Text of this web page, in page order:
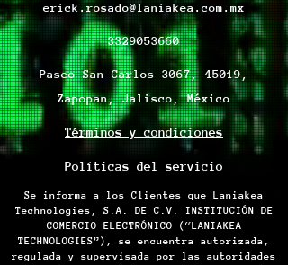
erick.rosado@laniakea.com.mx
3329053660
Paseo San Carlos 3067, 45019,
Zapopan, Jalisco, México
Términos y condiciones
Políticas del servicio
Se informa a los Clientes que Laniakea
Technologies, S.A. DE C.V. INSTITUCIÓN DE
COMERCIO ELECTRÓNICO (“LANIAKEA
TECHNOLOGIES”), se encuentra autorizada,
regulada y supervisada por las autoridades